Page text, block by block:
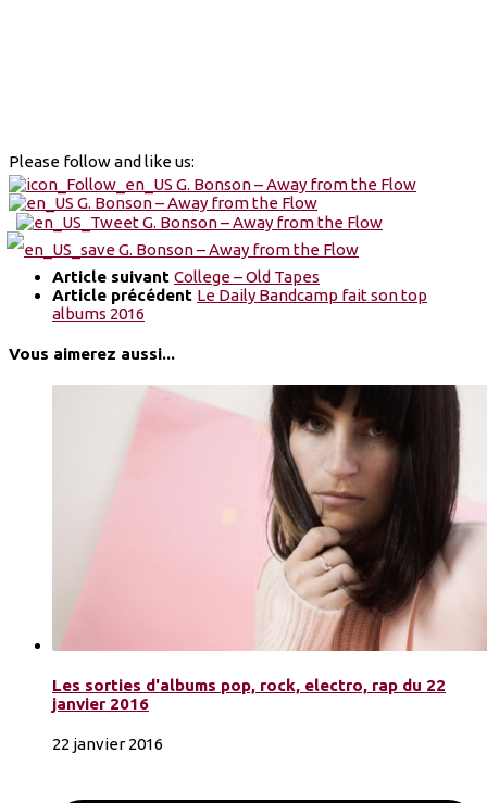
Please follow and like us:
Article suivant College – Old Tapes
Article précédent Le Daily Bandcamp fait son top
albums 2016
Vous aimerez aussi...
Les sorties d'albums pop, rock, electro, rap du 22
janvier 2016
22 janvier 2016